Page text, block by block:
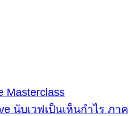
Masterclass
นับเวฟเป็นเห็นกำไร ภาค